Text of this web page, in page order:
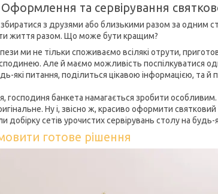
та сервірування
з друзями або близькими разом за одним
життя разом. Що може бути кращим?
ми не тільки споживаємо всілякі отрути,
Але й маємо можливість поспілкуватися
які питання, поділиться цікавою інформацією, та й
господиня банкета намагається зробити
Ну і, звісно ж, красиво оформити святковий
сетів урочистих сервірувань столу на будь-
готове рішення